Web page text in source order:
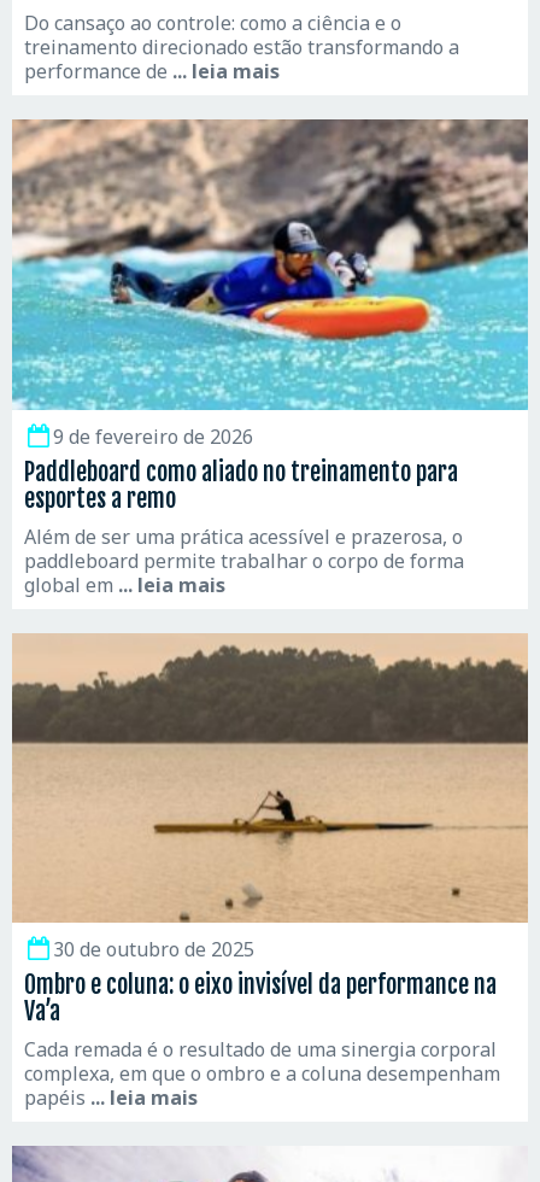
Do cansaço ao controle: como a ciência e o
treinamento direcionado estão transformando a
performance de ... leia mais
9 de fevereiro de 2026
Paddleboard como aliado no treinamento para
esportes a remo
Além de ser uma prática acessível e prazerosa, o
paddleboard permite trabalhar o corpo de forma
global em ... leia mais
30 de outubro de 2025
Ombro e coluna: o eixo invisível da performance na
Va’a
Cada remada é o resultado de uma sinergia corporal
complexa, em que o ombro e a coluna desempenham
papéis ... leia mais